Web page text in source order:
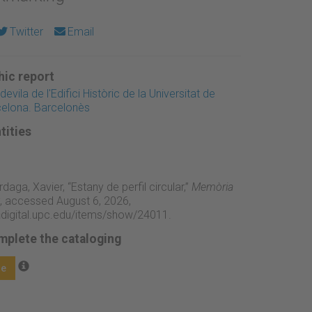
Twitter Email
report
de l'Edifici Històric de la Universitat de
Barcelonès
Xavier, “Estany de perfil circular,” Memòria
, accessed August 6, 2026,
items/show/24011
the cataloging